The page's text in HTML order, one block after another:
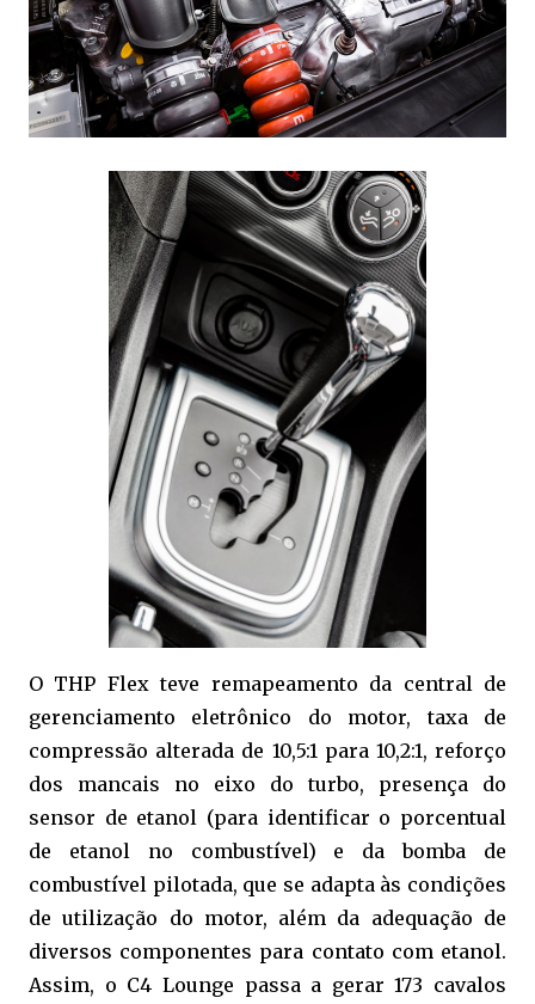
O THP Flex teve remapeamento da central de
gerenciamento eletrônico do motor, taxa de
compressão alterada de 10,5:1 para 10,2:1, reforço
dos mancais no eixo do turbo, presença do
sensor de etanol (para identificar o porcentual
de etanol no combustível) e da bomba de
combustível pilotada, que se adapta às condições
de utilização do motor, além da adequação de
diversos componentes para contato com etanol.
Assim, o C4 Lounge passa a gerar 173 cavalos